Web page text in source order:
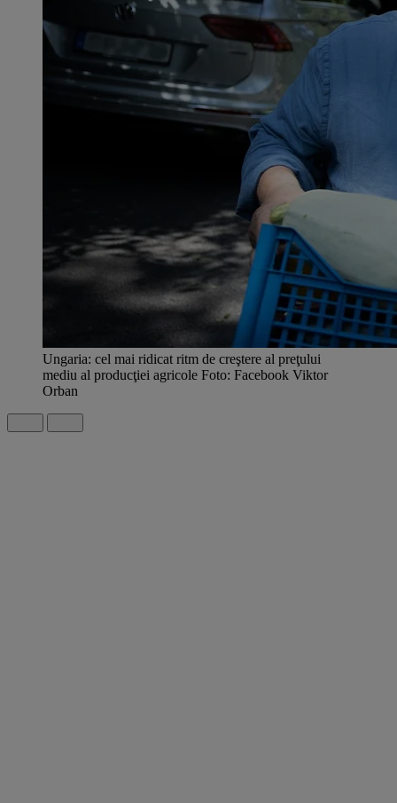
Ungaria: cel mai ridicat ritm de creştere al preţului
mediu al producţiei agricole Foto: Facebook Viktor
Orban